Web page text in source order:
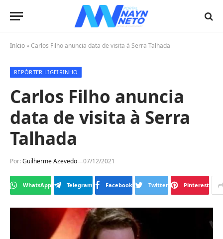
Início »Carlos Filho anuncia data de visita à Serra Talhada
REPÓRTER LIGEIRINHO
Carlos Filho anuncia
data de visita à Serra
Talhada
Por:Guilherme Azevedo 07/12/2021
WhatsApp Telegram Facebook Twitter Pinterest